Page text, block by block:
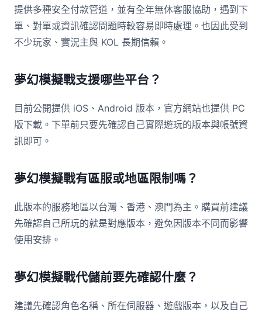
提供多種安全付款管道，並有全年無休客服協助，遇到下
單、對單或資訊確認問題時較容易即時處理。也因此受到
不少玩家、實況主與 KOL 長期信賴。
夢幻模擬戰支援哪些平台？
目前公開提供 iOS、Android 版本，官方網站也提供 PC
版下載。下單前只要先確認自己實際遊玩的版本與帳號資
訊即可。
夢幻模擬戰有區服或地區限制嗎？
此版本的服務地區以台灣、香港、澳門為主。購買前建議
先確認自己所玩的就是對應版本，避免因版本不同而影響
使用安排。
夢幻模擬戰代儲前要先確認什麼？
建議先確認角色名稱、所在伺服器、遊戲版本，以及自己